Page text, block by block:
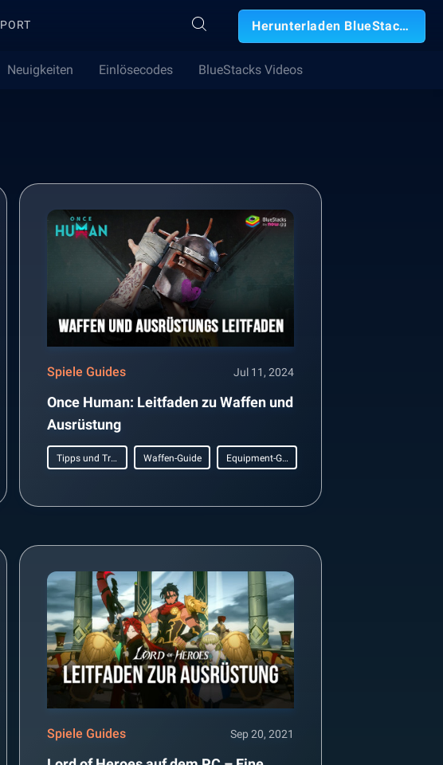
Herunterladen BlueStacks
Neuigkeiten Einlösecodes BlueStacks Videos
Spiele Guides Jul 11, 2024
Once Human: Leitfaden zu Waffen und
Ausrüstung
Tipps und Tricks Waffen-Guide Equipment-Guide
Spiele Guides Sep 20, 2021